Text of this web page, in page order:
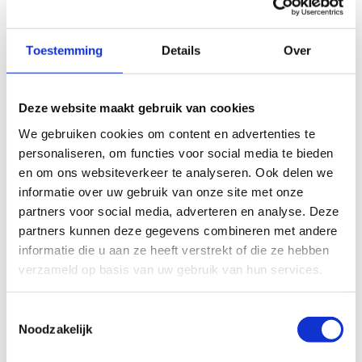
Toestemming Details Over
Deze website maakt gebruik van cookies
We gebruiken cookies om content en advertenties te
personaliseren, om functies voor social media te bieden
en om ons websiteverkeer te analyseren. Ook delen we
informatie over uw gebruik van onze site met onze
partners voor social media, adverteren en analyse. Deze
partners kunnen deze gegevens combineren met andere
informatie die u aan ze heeft verstrekt of die ze hebben
verzameld op basis van uw gebruik van hun services.
Noodzakelijk